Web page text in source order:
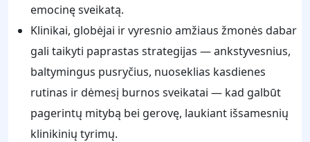
emocinę sveikatą.
Klinikai, globėjai ir vyresnio amžiaus žmonės dabar
gali taikyti paprastas strategijas — ankstyvesnius,
baltymingus pusryčius, nuoseklias kasdienes
rutinas ir dėmesį burnos sveikatai — kad galbūt
pagerintų mitybą bei gerovę, laukiant išsamesnių
klinikinių tyrimų.